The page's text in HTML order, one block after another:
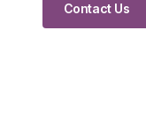
Contact Us